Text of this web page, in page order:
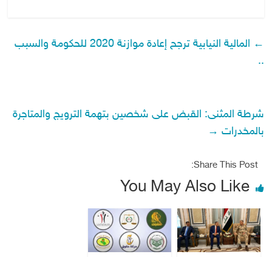
←
المالية النيابية ترجح إعادة موازنة 2020 للحكومة والسبب
..
شرطة المثنى: القبض على شخصين بتهمة الترويج والمتاجرة
بالمخدرات →
Share This Post:
You May Also Like